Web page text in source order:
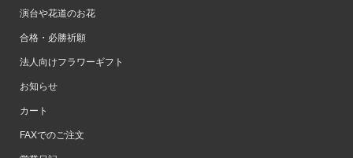
演台や花道のお花
合格・必勝祈願
法人向けフラワーギフト
お知らせ
カート
FAXでのご注文